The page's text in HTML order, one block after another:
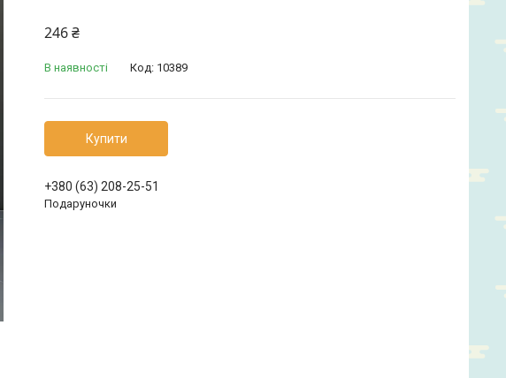
246 ₴
В наявності Код: 10389
Купити
+380 (63) 208-25-51
Подаруночки